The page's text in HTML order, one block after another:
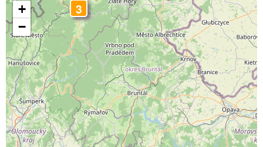
3
+
−